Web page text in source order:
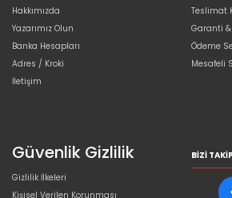
Hakkımızda
Yazarımız Olun
Banka Hesapları
Adres / Kroki
İletişim
Teslimat
Garanti
Ödeme
Mesafeli
Güvenlik Gizlilik
Gizlilik İlkeleri
Kişisel Verilen Korunması
BIZI